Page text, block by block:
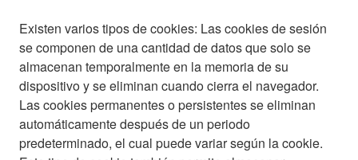
Existen varios tipos de cookies: Las cookies de sesión
se componen de una cantidad de datos que solo se
almacenan temporalmente en la memoria de su
dispositivo y se eliminan cuando cierra el navegador.
Las cookies permanentes o persistentes se eliminan
automáticamente después de un periodo
predeterminado, el cual puede variar según la cookie.